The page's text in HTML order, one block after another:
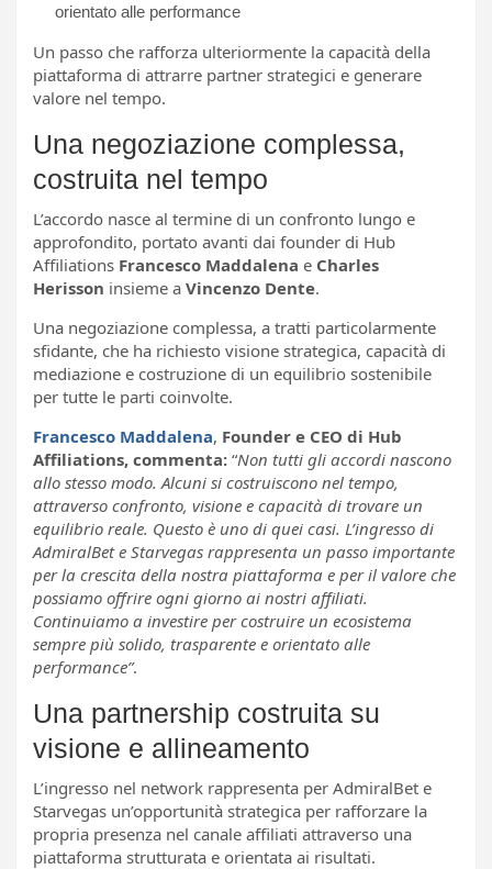
orientato alle performance
Un passo che rafforza ulteriormente la capacità della
piattaforma di attrarre partner strategici e generare
valore nel tempo.
Una negoziazione complessa,
costruita nel tempo
L’accordo nasce al termine di un confronto lungo e
approfondito, portato avanti dai founder di Hub
Affiliations Francesco Maddalena e Charles
Herisson insieme a Vincenzo Dente.
Una negoziazione complessa, a tratti particolarmente
sfidante, che ha richiesto visione strategica, capacità di
mediazione e costruzione di un equilibrio sostenibile
per tutte le parti coinvolte.
Francesco Maddalena, Founder e CEO di Hub
Affiliations, commenta: “Non tutti gli accordi nascono
allo stesso modo. Alcuni si costruiscono nel tempo,
attraverso confronto, visione e capacità di trovare un
equilibrio reale. Questo è uno di quei casi. L’ingresso di
AdmiralBet e Starvegas rappresenta un passo importante
per la crescita della nostra piattaforma e per il valore che
possiamo offrire ogni giorno ai nostri affiliati.
Continuiamo a investire per costruire un ecosistema
sempre più solido, trasparente e orientato alle
performance”.
Una partnership costruita su
visione e allineamento
L’ingresso nel network rappresenta per AdmiralBet e
Starvegas un’opportunità strategica per rafforzare la
propria presenza nel canale affiliati attraverso una
piattaforma strutturata e orientata ai risultati.